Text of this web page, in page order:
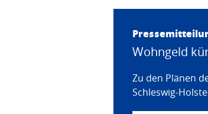
Wohngeld
Zu den Plänen
Schleswig-